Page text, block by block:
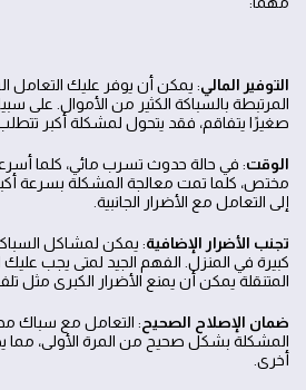
التوفير المالي: يمكن أن يوفر عليك التعامل
المرتبطة بالسباكة الكثير من الأموال. على
صغيرًا يتفاقم، فقد يتحول لمشكلة أكبر
الوقت: في حالة حدوث تسرب مائي، كلما
مختص، كلما تمت معالجة المشكلة بسرعة
إلى التعامل مع الأضرار الجانبية.
تجنب الأضرار الإضافية: يمكن لمشاكل
كبيرة في المنزل. الفهم الجيد لمتى يجب عليك
المتنقلة يمكن أن يمنع الأضرار الكبرى مثل
ضمان الإصلاح الصحيح: التعامل مع سباك
المشكلة بشكل صحيح من المرة الأولى،
أخرى.